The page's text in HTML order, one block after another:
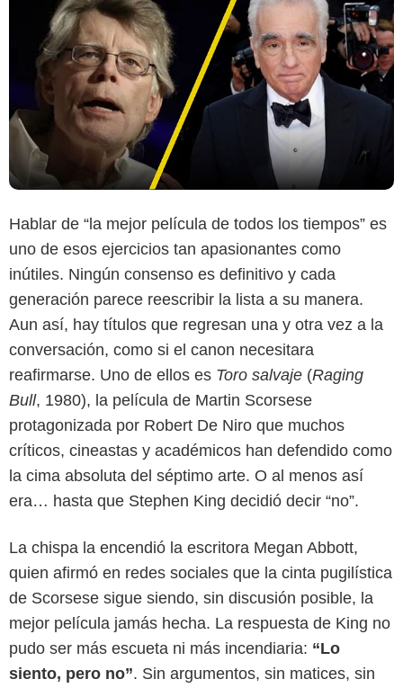
Hablar de “la mejor película de todos los tiempos” es
uno de esos ejercicios tan apasionantes como
inútiles. Ningún consenso es definitivo y cada
generación parece reescribir la lista a su manera.
Aun así, hay títulos que regresan una y otra vez a la
conversación, como si el canon necesitara
reafirmarse. Uno de ellos es Toro salvaje (Raging
Bull, 1980), la película de Martin Scorsese
protagonizada por Robert De Niro que muchos
críticos, cineastas y académicos han defendido como
la cima absoluta del séptimo arte. O al menos así
era… hasta que Stephen King decidió decir “no”.
La chispa la encendió la escritora Megan Abbott,
quien afirmó en redes sociales que la cinta pugilística
de Scorsese sigue siendo, sin discusión posible, la
mejor película jamás hecha. La respuesta de King no
pudo ser más escueta ni más incendiaria: “Lo
siento, pero no”. Sin argumentos, sin matices, sin
Google